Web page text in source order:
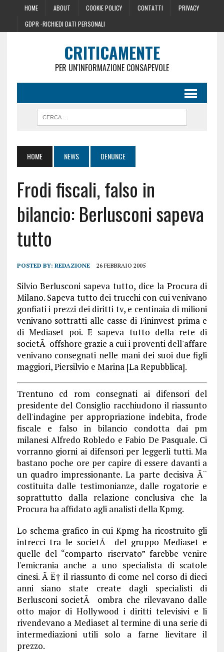
HOME ABOUT COOKIE POLICY CONTATTI
PRIVACY
GDPR -RICHIEDI DATI PERSONALI
CRITICAMENTE
PER UN'INFORMAZIONE CONSAPEVOLE
HOME NEWS DENUNCE
Frodi fiscali, falso in
bilancio: Berlusconi sapeva
tutto
POSTED BY: REDAZIONE 26 FEBBRAIO 2005
Silvio Berlusconi sapeva tutto, dice la Procura di
Milano. Sapeva tutto dei trucchi con cui venivano
gonfiati i prezzi dei diritti tv, e centinaia di milioni
venivano sottratti alle casse di Fininvest prima e
di Mediaset poi. E sapeva tutto della rete di
societÃ offshore grazie a cui i proventi dell'affare
venivano consegnati nelle mani dei suoi due figli
maggiori, Piersilvio e Marina [La Repubblica].
Trentuno cd rom consegnati ai difensori del
presidente del Consiglio racchiudono il riassunto
dell'indagine per appropriazione indebita, frode
fiscale e falso in bilancio condotta dai pm
milanesi Alfredo Robledo e Fabio De Pasquale. Ci
vorranno giorni ai difensori per leggerli tutti. Ma
bastano poche ore per capire di essere davanti a
un quadro impressionante. La parte decisiva Ã¨
costituita dalle testimonianze, dalle rogatorie e
soprattutto dalla relazione conclusiva che la
Procura ha affidato agli analisti della Kpmg.
Lo schema grafico in cui Kpmg ha ricostruito gli
intrecci tra le societÃ del gruppo Mediaset e
quelle del “comparto riservato” farebbe venire
l'emicrania anche a uno specialista di scatole
cinesi. Ã Ë† il riassunto di come nel corso di dieci
anni siano state create dagli specialisti di
Berlusconi societÃ ombra che rilevavano dalle
otto major di Hollywood i diritti televisivi e li
rivendevano a Mediaset al termine di una serie di
intermediazioni utili solo a farne lievitare il
prezzo.